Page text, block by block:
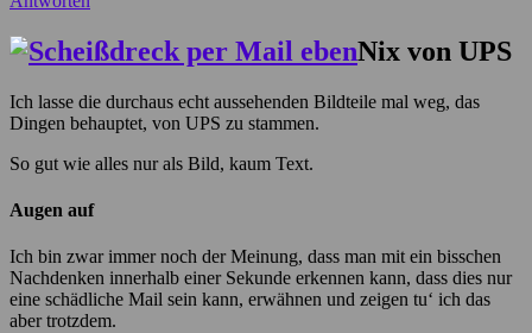
Nix von UPS
Ich lasse die durchaus echt aussehenden Bildteile mal weg, das
Dingen behauptet, von UPS zu stammen.
So gut wie alles nur als Bild, kaum Text.
Augen auf
Ich bin zwar immer noch der Meinung, dass man mit ein bisschen
Nachdenken innerhalb einer Sekunde erkennen kann, dass dies nur
eine schädliche Mail sein kann, erwähnen und zeigen tu‘ ich das
aber trotzdem.